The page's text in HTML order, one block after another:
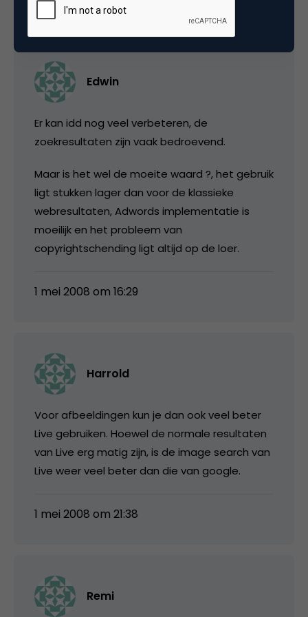
Edwin
Er kan idd nog veel verbeteren, de
zoekresultaten zijn vaak bedroevend.
Maar is het wel de moeite waard ?, het gebruik
ligt stukken lager dan voor de klassieke
webresultaten, Adwords implementatie is
moeilijk en het probleem van
copyrightschending ligt altijd op de loer.
1 mei 2008 om 16:29
Harrold
Voor afbeeldingen kun je dan ook veel beter
Live gebruiken. Hoewel de normale resultaten
van Live erg matig zijn, is de image search van
Live weer veel beter dan die van google.
1 mei 2008 om 21:38
Remi